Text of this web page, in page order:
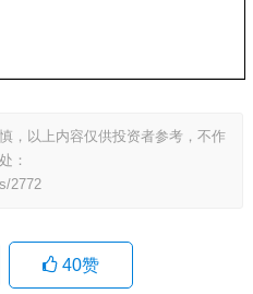
，以上内容仅供投资者参考，不作
：
2772
40赞